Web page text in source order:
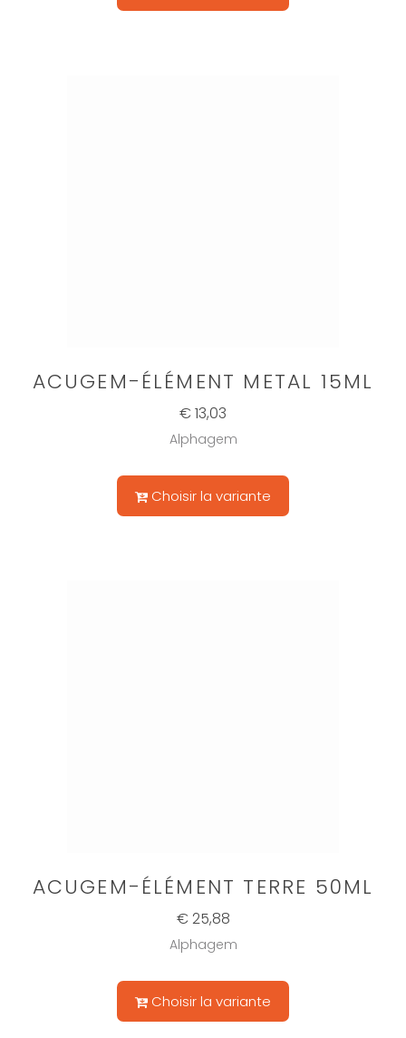
ACUGEM-ÉLÉMENT METAL 15ML
€ 13,03
Alphagem
Choisir la variante
ACUGEM-ÉLÉMENT TERRE 50ML
€ 25,88
Alphagem
Choisir la variante